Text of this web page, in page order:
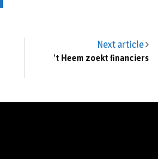
Next article
't Heem zoekt financiers